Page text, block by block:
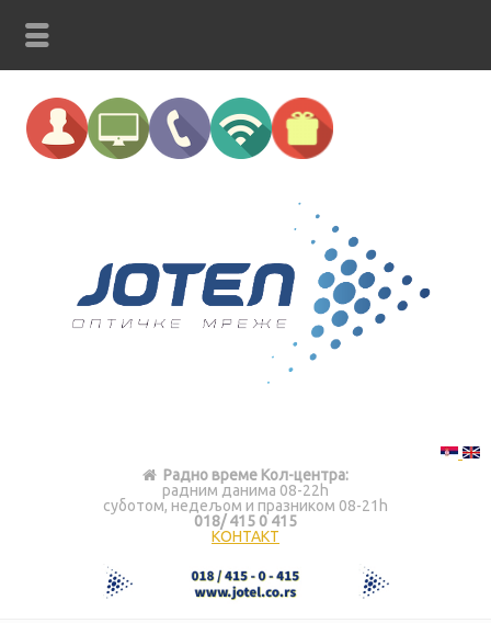
Радно време Кол-центра:
радним данима 08-22h
суботом, недељом и празником 08-21h
018/ 415 0 415
КОНТАКТ